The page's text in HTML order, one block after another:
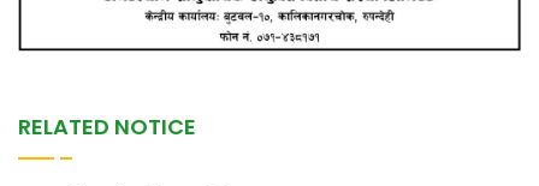
RELATED NOTICE